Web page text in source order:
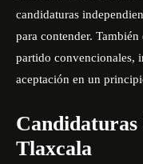
candidaturas
para contender.
partido convencionales,
aceptación en un
Candidaturas
Tlaxcala